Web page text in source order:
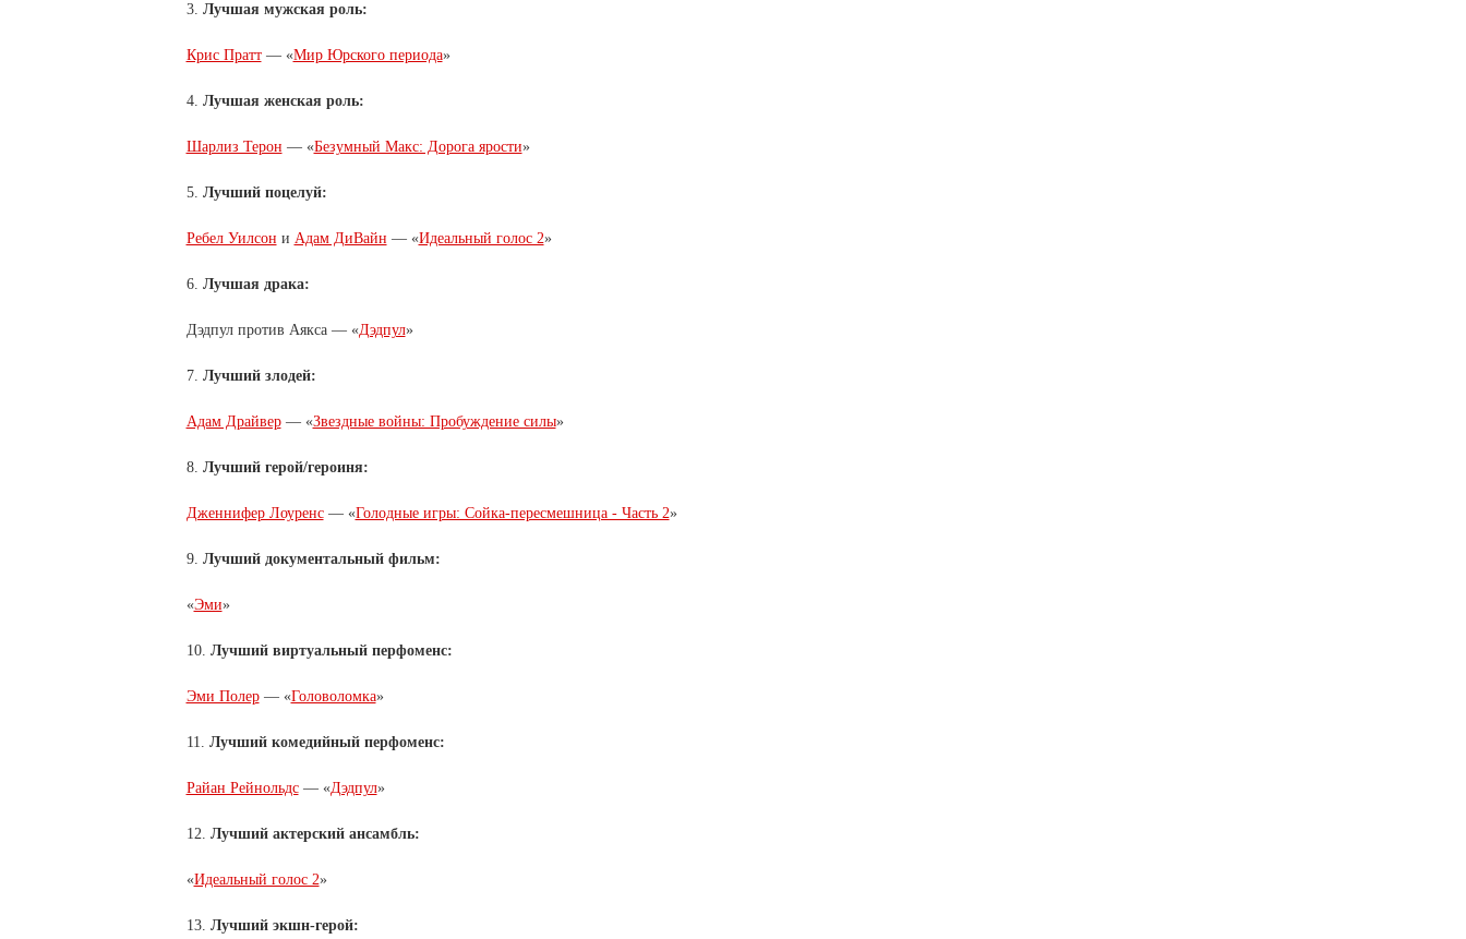
3. Лучшая мужская роль:
Крис Пратт— «Мир Юрского периода»
4. Лучшая женская роль:
Шарлиз Терон — «Безумный Макс: Дорога ярости»
5. Лучший поцелуй:
Ребел Уилсон и Адам ДиВайн — «Идеальный голос 2»
6. Лучшая драка:
Дэдпул против Аякса — «Дэдпул»
7. Лучший злодей:
Адам Драйвер— «Звездные войны: Пробуждение силы»
8. Лучший герой/героиня:
Дженнифер Лоуренс— «Голодные игры: Сойка-пересмешница - Часть 2»
9. Лучший документальный фильм:
«Эми»
10. Лучший виртуальный перфоменс:
Эми Полер— «Головоломка»
11. Лучший комедийный перфоменс:
Райан Рейнольдс— «Дэдпул»
12. Лучший актерский ансамбль:
«Идеальный голос 2»
13. Лучший экшн-герой: